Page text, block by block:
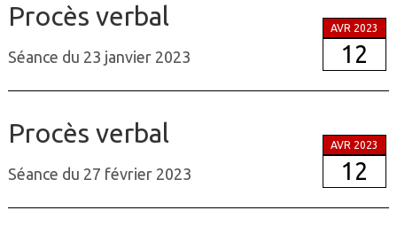
Procès verbal
Séance du 23 janvier 2023
AVR 2023
12
Procès verbal
Séance du 27 février 2023
AVR 2023
12